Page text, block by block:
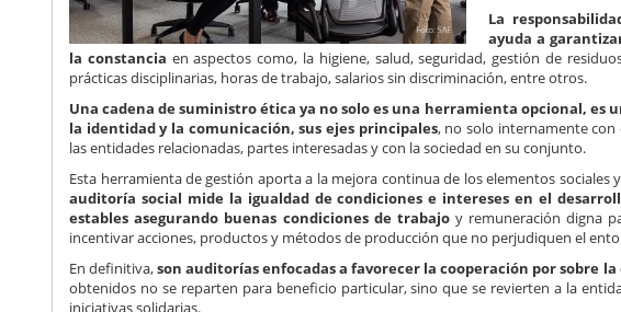
La
ayuda a
la constancia en aspectos como, la higiene, salud, seguridad, gestión de
prácticas disciplinarias, horas de trabajo, salarios sin discriminación, entre otros.
Una cadena de suministro ética ya no solo es una herramienta opcional, es
la identidad y la comunicación, sus ejes principales, no solo internamente
las entidades relacionadas, partes interesadas y con la sociedad en su conjunto.
Esta herramienta de gestión aporta a la mejora continua de los elementos
auditoría social mide la igualdad de condiciones e intereses en el
estables asegurando buenas condiciones de trabajoy remuneración digna
incentivar acciones, productos y métodos de producción que no perjudiquen el
En definitiva,son auditorías enfocadas a favorecer la cooperación por sobre
obtenidos no se reparten para beneficio particular, sino que se revierten a la
iniciativas solidarias.